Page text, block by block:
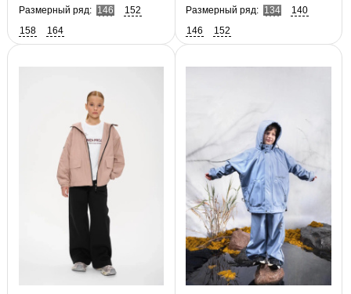
Размерный ряд: 146
152
158
164
Размерный ряд: 134
140
146
152